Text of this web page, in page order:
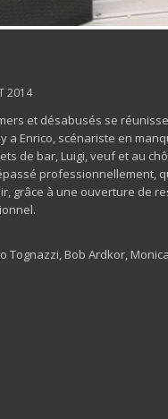
2014
et désabusés se
a Enrico, scénariste en
de bar, Luigi, veuf et au
professionnellement,
grâce à une ouverture de
Tognazzi, Bob Ardkor,